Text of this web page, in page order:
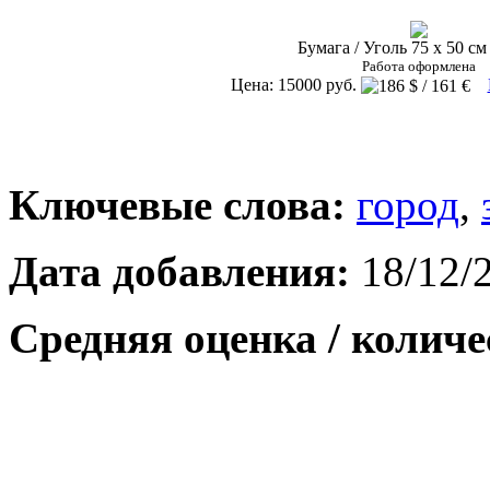
Бумага / Уголь 75 х 50 см
Работа оформлена
Цена: 15000 руб.
Ключевые слова: город,
Дата добавления: 18/12/
Средняя оценка /